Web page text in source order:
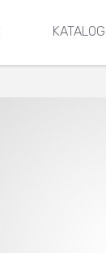
KATALOG